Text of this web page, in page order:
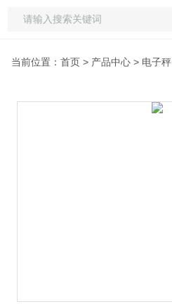
当前位置：首页 > 产品中心 > 电子秤